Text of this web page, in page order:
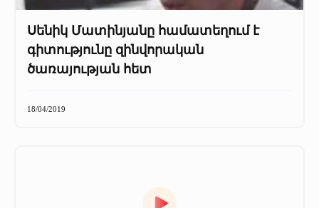
Սենիկ Մատինյանը համատեղում է
գիտությունը զինվորական
ծառայության հետ
18/04/2019